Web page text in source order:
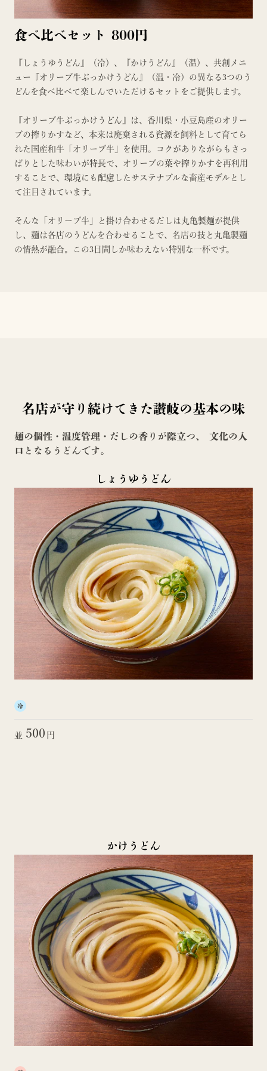
食べ比べセット 800円
​『しょうゆうどん』（冷）、『かけうどん』（温）、共創メニ
ュー『オリーブ牛ぶっかけうどん』（温・冷）の異なる3つのう
どんを食べ比べて楽しんでいただけるセットをご提供します。
『オリーブ牛ぶっかけうどん』は、香川県・小豆島産のオリー
ブの搾りかすなど、本来は廃棄される資源を飼料として育てら
れた国産和牛「オリーブ牛」を使用。コクがありながらもさっ
ぱりとした味わいが特長で、オリーブの葉や搾りかすを再利用
することで、環境にも配慮したサステナブルな畜産モデルとし
て注目されています。​
そんな「オリーブ牛」と掛け合わせるだしは丸亀製麺が提供
し、麺は各店のうどんを合わせることで、名店の技と丸亀製麺
の情熱が融合。この3日間しか味わえない特別な一杯です。
名店が守り続けてきた讃岐の基本の味
麺の個性・温度管理・だしの香りが際立つ、 文化の入
口となるうどんです。
しょうゆうどん
冷
並 500 円
かけうどん